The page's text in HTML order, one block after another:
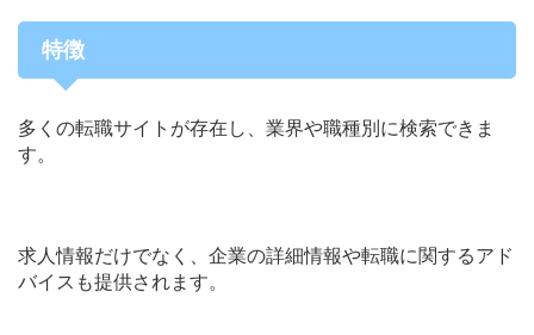
特徴
多くの転職サイトが存在し、業界や職種別に検索できま
す。
求人情報だけでなく、企業の詳細情報や転職に関するアド
バイスも提供されます。